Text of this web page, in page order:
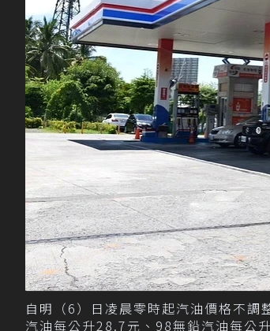
自明（6）日凌晨零時起汽油價格不
汽油每公升28.7元、98無鉛汽油每公